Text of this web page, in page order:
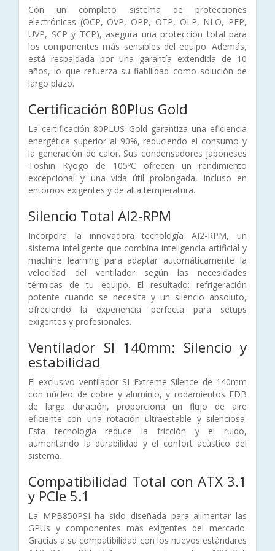
Con un completo sistema de protecciones
electrónicas (OCP, OVP, OPP, OTP, OLP, NLO, PFP,
UVP, SCP y TCP), asegura una protección total para
los componentes más sensibles del equipo. Además,
está respaldada por una garantía extendida de 10
años, lo que refuerza su fiabilidad como solución de
largo plazo.
Certificación 80Plus Gold
La certificación 80PLUS Gold garantiza una eficiencia
energética superior al 90%, reduciendo el consumo y
la generación de calor. Sus condensadores japoneses
Toshin Kyogo de 105ºC ofrecen un rendimiento
excepcional y una vida útil prolongada, incluso en
entornos exigentes y de alta temperatura.
Silencio Total AI2-RPM
Incorpora la innovadora tecnología AI2-RPM, un
sistema inteligente que combina inteligencia artificial y
machine learning para adaptar automáticamente la
velocidad del ventilador según las necesidades
térmicas de tu equipo. El resultado: refrigeración
potente cuando se necesita y un silencio absoluto,
ofreciendo la experiencia perfecta para setups
exigentes y profesionales.
Ventilador SI 140mm: Silencio y
estabilidad
El exclusivo ventilador SI Extreme Silence de 140mm
con núcleo de cobre y aluminio, y rodamientos FDB
de larga duración, proporciona un flujo de aire
eficiente con una rotación ultraestable y silenciosa.
Esta tecnología reduce la fricción y el ruido,
aumentando la durabilidad y el confort acústico del
sistema.
Compatibilidad Total con ATX 3.1
y PCIe 5.1
La MPB850PSI ha sido diseñada para alimentar las
GPUs y componentes más exigentes del mercado.
Gracias a su compatibilidad con los nuevos estándares